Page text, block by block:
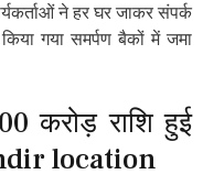
ने हर घर जाकर संपर्क
गया समर्पण बैकों में जमा
करोड़ राशि हुई
location